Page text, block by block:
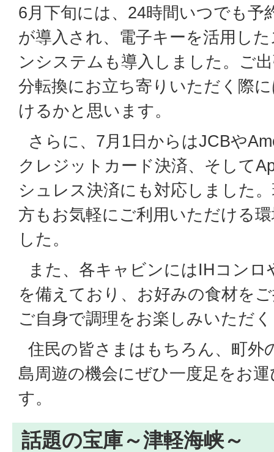
6月下旬には、24時間いつでも予
が導入され、電子キーを活用し
ンシステムも導入しました。ご
分転換にお立ち寄りいただく際
けるかと思います。
さらに、7月1日からはJCBや
クレジットカード決済、そして
シュレス決済にも対応しました
方もお気軽にご利用いただける
した。
また、各キャビンにはIHコンロ
を備えており、お好みの食材を
ご自身で調理をお楽しみいただ
住民の皆さまはもちろん、町外
島周遊の機会にぜひ一度足をお
す。
話題の宝庫～津軽海峡～